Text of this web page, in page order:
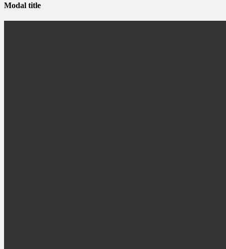
Modal title